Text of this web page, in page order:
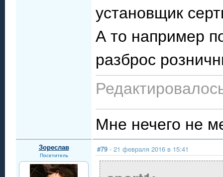
установщик
А то например
разброс
Мне нечего не
Зореслав
Посетитель
#79 - 21 февраля 2016 в 15:41